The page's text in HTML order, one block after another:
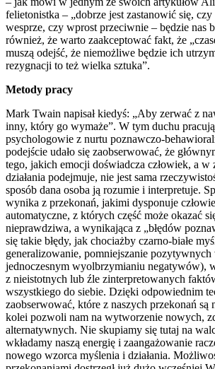
felietonistka – „dobrze jest zastanowić się, czy
wesprze, czy wprost przeciwnie – będzie nas
również, że warto zaakceptować fakt, że
muszą odejść, że niemożliwe będzie ich
rezygnacji to też wielka sztuka”.
Metody pracy
Mark Twain napisał kiedyś: „Aby zerwać z
inny, który go wymaże”. W tym duchu pracują
psychologowie z nurtu poznawczo-
podejście udało się zaobserwować, że
tego, jakich emocji doświadcza człowiek, a
działania podejmuje, nie jest sama
sposób dana osoba ją rozumie i interpretuje.
wynika z przekonań, jakimi dysponuje
automatyczne, z których część może okazać
nieprawdziwa, a wynikająca z „błędów
się takie błędy, jak chociażby czarno-białe
generalizowanie, pomniejszanie
jednoczesnym wyolbrzymianiu negatywów),
z nieistotnych lub źle zinterpretowanych
wszystkiego do siebie. Dzięki odpowiednim
zaobserwować, które z naszych przekonań są
kolei pozwoli nam na wytworzenie nowych,
alternatywnych. Nie skupiamy się tutaj na
wkładamy naszą energię i zaangażowanie
nowego wzorca myślenia i działania.